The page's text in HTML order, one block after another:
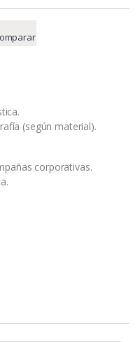
(según material).
corporativas.